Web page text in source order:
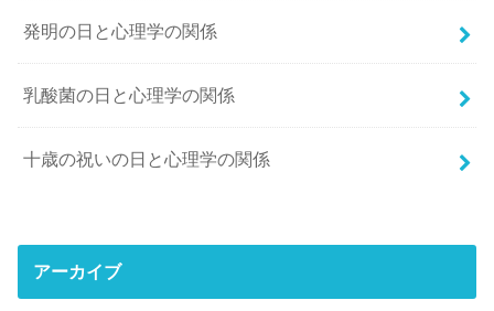
発明の日と心理学の関係
乳酸菌の日と心理学の関係
十歳の祝いの日と心理学の関係
アーカイブ